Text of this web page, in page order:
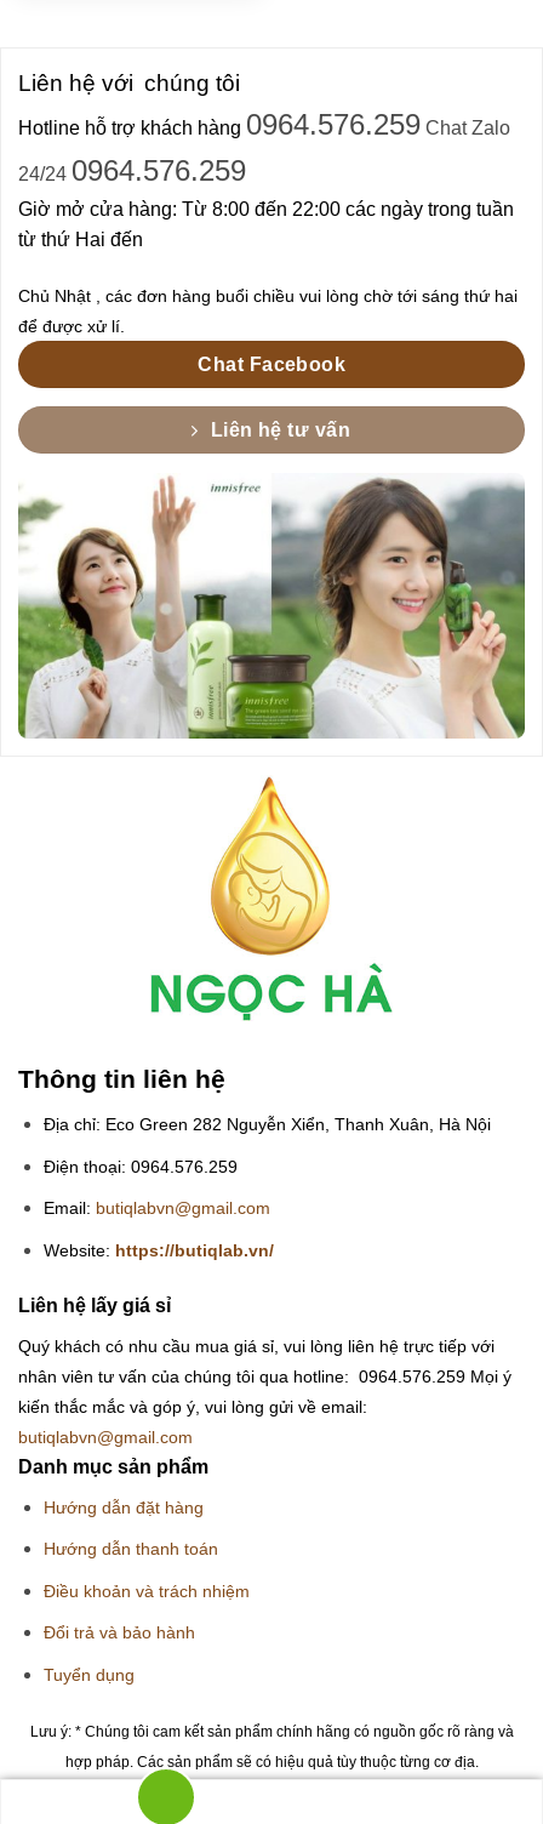
Liên hệ với chúng tôi
Hotline hỗ trợ khách hàng 0964.576.259Chat Zalo
24/24 0964.576.259
Giờ mở cửa hàng: Từ 8:00 đến 22:00 các ngày trong tuần
từ thứ Hai đến
Chủ Nhật , các đơn hàng buổi chiều vui lòng chờ tới sáng thứ hai
để được xử lí.
Chat Facebook
Liên hệ tư vấn
Thông tin liên hệ
Địa chỉ: Eco Green 282 Nguyễn Xiển, Thanh Xuân, Hà Nội
Điện thoại: 0964.576.259
Email: butiqlabvn@gmail.com
Website: https://butiqlab.vn/
Liên hệ lấy giá sỉ
Quý khách có nhu cầu mua giá sỉ, vui lòng liên hệ trực tiếp với
nhân viên tư vấn của chúng tôi qua hotline: 0964.576.259 Mọi ý
kiến thắc mắc và góp ý, vui lòng gửi về email:
butiqlabvn@gmail.com
Danh mục sản phẩm
Hướng dẫn đặt hàng
Hướng dẫn thanh toán
Điều khoản và trách nhiệm
Đổi trả và bảo hành
Tuyển dụng
Lưu ý: * Chúng tôi cam kết sản phẩm chính hãng có nguồn gốc rõ ràng và
hợp pháp. Các sản phẩm sẽ có hiệu quả tùy thuộc từng cơ địa.
Copyright 2026 © Butiqlab.vn